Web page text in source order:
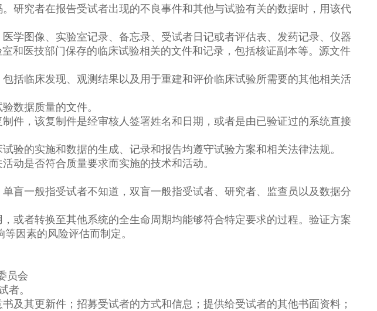
研究者在报告受试者出现的不良事件和其他与试验有关的数据时，用该代
学图像、实验室记录、备忘录、受试者日记或者评估表、发药记录、仪器
和医技部门保存的临床试验相关的文件和记录，包括核证副本等。源文件
括临床发现、观测结果以及用于重建和评价临床试验所需要的其他相关活
数据质量的文件。
件，该复制件是经审核人签署姓名和日期，或者是由已验证过的系统直接
验的实施和数据的生成、记录和报告均遵守试验方案和相关法律法规。
动是否符合质量要求而实施的技术和活动。
盲一般指受试者不知道，双盲一般指受试者、研究者、监查员以及数据分
或者转换至其他系统的全生命周期均能够符合特定要求的过程。验证方案
因素的风险评估而制定。
员会
者。
及其更新件；招募受试者的方式和信息；提供给受试者的其他书面资料；